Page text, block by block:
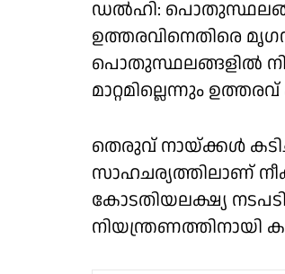
ഡല്‍ഹി:
ഉത്തരവിനെതിരെ
പൊതുസ്ഥലങ്ങളില്‍
മാറ്റമില്ലെന്നും
തെരുവ് നായ്ക്കള്‍
സാഹചര്യത്തിലാണ്
കോടതിയലക്ഷ്യ
നിയന്ത്രണത്തിനായി